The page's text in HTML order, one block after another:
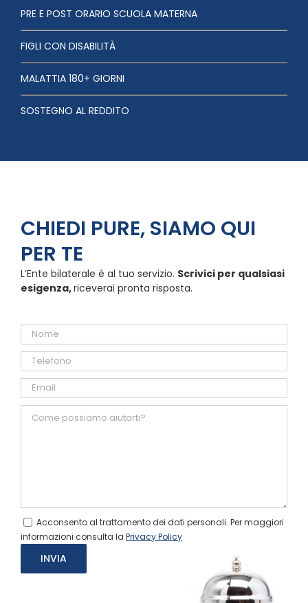
PRE E POST ORARIO SCUOLA MATERNA
FIGLI CON DISABILITÀ
MALATTIA 180+ GIORNI
SOSTEGNO AL REDDITO
CHIEDI PURE, SIAMO QUI
PER TE
L’Ente bilaterale è al tuo servizio. Scrivici per qualsiasi
esigenza,riceverai pronta risposta.
Acconsento al trattamento dei dati personali. Per maggiori
informazioni consulta la Privacy Policy